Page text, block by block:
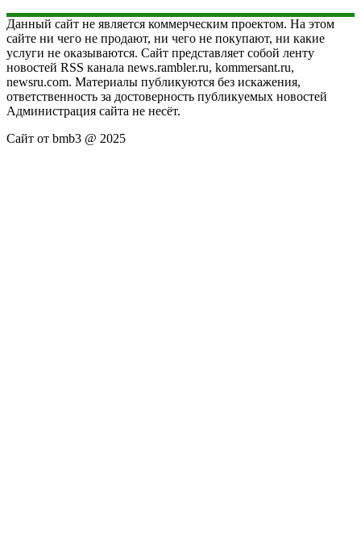
Данный сайт не является коммерческим проектом. На этом
сайте ни чего не продают, ни чего не покупают, ни какие
услуги не оказываются. Сайт представляет собой ленту
новостей RSS канала news.rambler.ru, kommersant.ru,
newsru.com. Материалы публикуются без искажения,
ответственность за достоверность публикуемых новостей
Администрация сайта не несёт.
Сайт от bmb3 @ 2025